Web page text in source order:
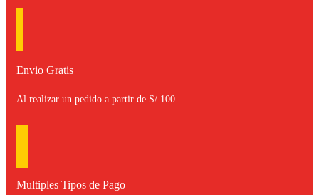
Envio Gratis
Al realizar un pedido a partir de S/ 100
Multiples Tipos de Pago